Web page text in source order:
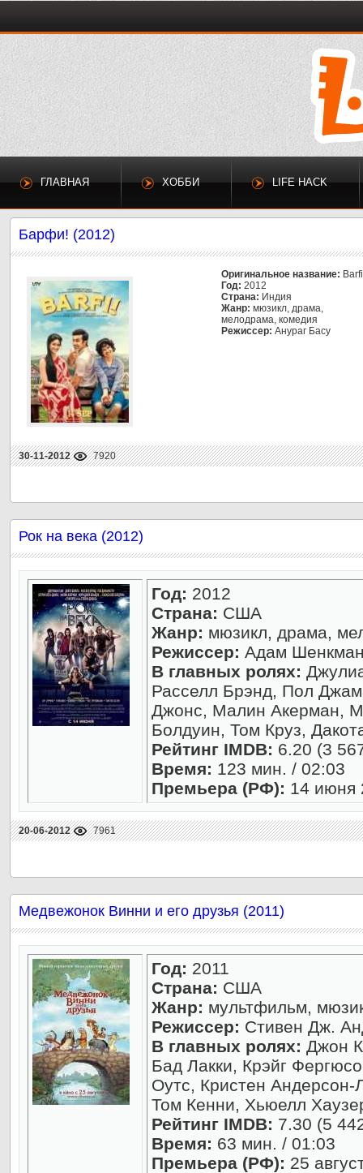
ГЛАВНАЯ ХОББИ LIFE HACK
Барфи! (2012)
Оригинальное название:
Год: 2012
Страна: Индия
Жанр: мюзикл, драма,
мелодрама, комедия
Режиссер: Анураг Басу
30-11-2012 7920
Рок на века (2012)
Год: 2012
Страна: США
Жанр: мюзикл, драма,
Режиссер: Адам
В главных ролях:
Расселл Брэнд, Пол
Джонс, Малин Акерман,
Болдуин, Том Круз,
Рейтинг IMDB: 6.20 (3
Время: 123 мин. / 02:03
Премьера (РФ): 14 июня
20-06-2012 7961
Медвежонок Винни и его друзья (2011)
Год: 2011
Страна: США
Жанр: мультфильм,
Режиссер: Стивен Дж.
В главных ролях: Джон
Бад Лакки, Крэйг
Оутс, Кристен
Том Кенни, Хьюелл
Рейтинг IMDB: 7.30 (5
Время: 63 мин. / 01:03
Премьера (РФ): 25